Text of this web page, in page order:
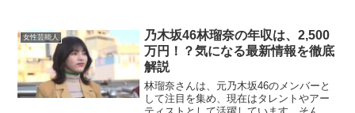
ご紹介します！あのんさんはどんな経歴
の持ち主？あのんさんは、...
女性芸能人
乃木坂46林瑠奈の年収は、2,500
万円！？気になる最新情報を徹底
解説
林瑠奈さんは、元乃木坂46のメンバーと
して注目を集め、現在はタレントやアー